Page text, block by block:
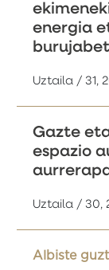
energia
Uztaila / 31,
Gazte
espazio
Uztaila / 30,
Albiste